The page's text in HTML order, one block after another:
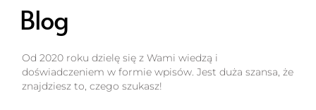
Blog
Od 2020 roku dzielę się z Wami wiedzą i
doświadczeniem w formie wpisów. Jest duża szansa, że
znajdziesz to, czego szukasz!